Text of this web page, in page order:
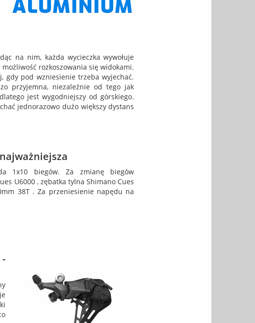
na nim, każda wycieczka wywołuje
rozkoszowania się widokami.
gdy pod wzniesienie trzeba wyjechać.
przyjemna, niezależnie od tego jak
jest wygodniejszy od górskiego.
jednorazowo dużo większy dystans
1x10 biegów. Za zmianę biegów
U6000 , zębatka tylna Shimano Cues
38T . Za przeniesienie napędu na